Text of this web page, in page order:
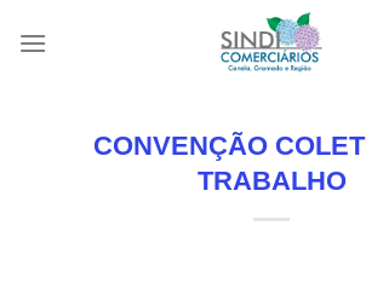
CONVENÇÃO
TRABALHO